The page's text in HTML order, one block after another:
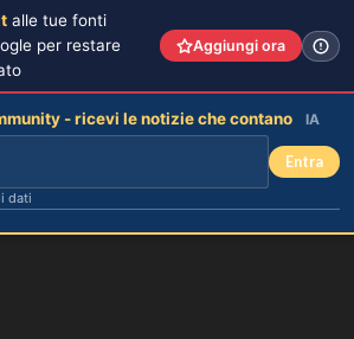
alle tue fonti
per restare
Aggiungi ora
- ricevi le notizie che contano IA
Entra
dati